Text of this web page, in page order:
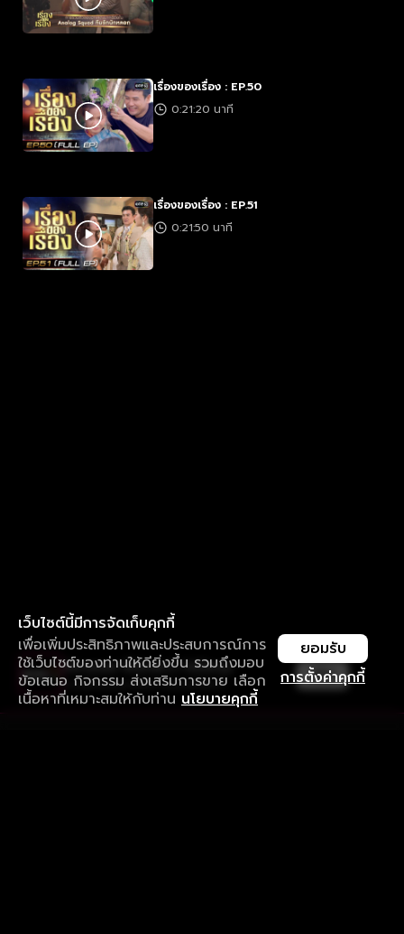
เรื่องของเรื่อง : EP.50
0:21:20 นาที
เรื่องของเรื่อง : EP.51
0:21:50 นาที
เว็บไซต์นี้มีการจัดเก็บคุกกี้
เพื่อเพิ่มประสิทธิภาพและประสบการณ์การ
ใช้เว็บไซต์ของท่านให้ดียิ่งขึ้น รวมถึงมอบ
ข้อเสนอ กิจกรรม ส่งเสริมการขาย เลือก
เนื้อหาที่เหมาะสมให้กับท่าน นโยบายคุกกี้
การตั้งค่าคุกกี้
ยอมรับ
ใช้งานแอป ลื่นไหลกว่า ไม่มีสะดุด
ดาวน์โหลดแอปเพื่อการรับชมที่ดีกว่า เปิด